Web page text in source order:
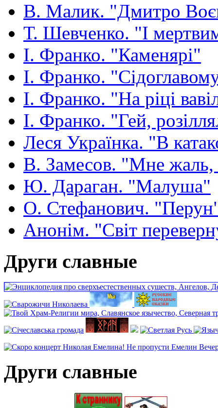
В. Малик. "Дмитро
Т. Шевченко. "І
І. Франко. "Каменярі"
І. Франко.
І. Франко. "На ріці
І. Франко. "Гей,
Леся Українка. "В
В. Замесов. "Мне жаль,
Ю. Дараган. "Малуша"
О. Стефанович.
Анонім. "Світ
Други славные
Други славные